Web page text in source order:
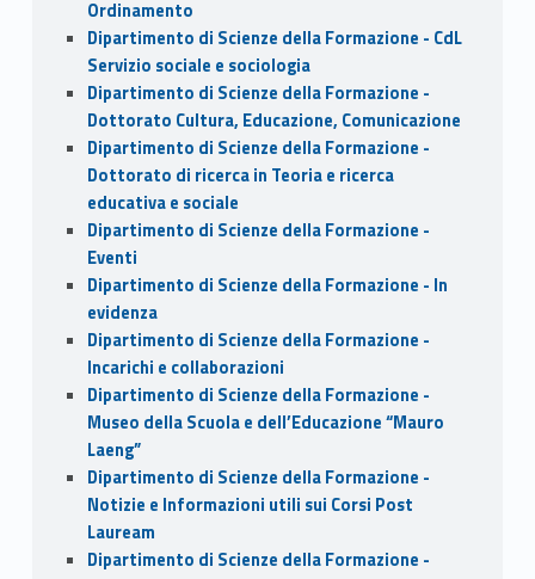
Ordinamento
Dipartimento di Scienze della Formazione - CdL
Servizio sociale e sociologia
Dipartimento di Scienze della Formazione -
Dottorato Cultura, Educazione, Comunicazione
Dipartimento di Scienze della Formazione -
Dottorato di ricerca in Teoria e ricerca
educativa e sociale
Dipartimento di Scienze della Formazione -
Eventi
Dipartimento di Scienze della Formazione - In
evidenza
Dipartimento di Scienze della Formazione -
Incarichi e collaborazioni
Dipartimento di Scienze della Formazione -
Museo della Scuola e dell’Educazione “Mauro
Laeng”
Dipartimento di Scienze della Formazione -
Notizie e Informazioni utili sui Corsi Post
Lauream
Dipartimento di Scienze della Formazione -